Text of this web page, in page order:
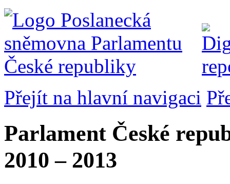
Přejít na hlavní navigaci
Parlament České
2010 – 2013